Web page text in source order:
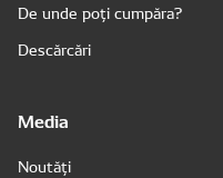
De unde poți cumpăra?
Descărcări
Media
Noutăți